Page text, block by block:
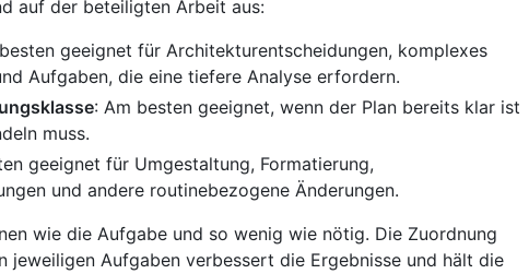
auf der beteiligten Arbeit aus:
geeignet für Architekturentscheidungen, komplexes
Aufgaben, die eine tiefere Analyse erfordern.
: Am besten geeignet, wenn der Plan bereits klar ist
muss.
geeignet für Umgestaltung, Formatierung,
und andere routinebezogene Änderungen.
wie die Aufgabe und so wenig wie nötig. Die Zuordnung
jeweiligen Aufgaben verbessert die Ergebnisse und hält die